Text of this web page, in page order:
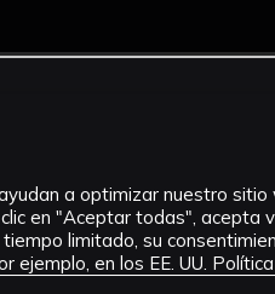
a optimizar nuestro
en "Aceptar todas",
limitado, su
ejemplo, en los EE. UU.